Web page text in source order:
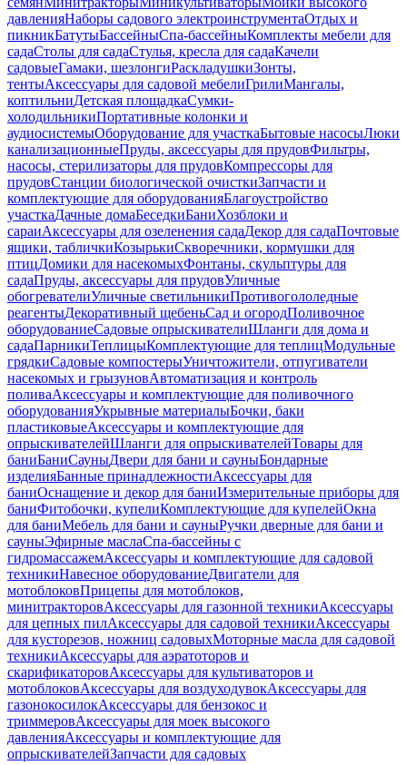
давленияНаборы садового электроинструментаОтдых и
пикникБатутыБассейныСпа-бассейныКомплекты мебели для
садаСтолы для садаСтулья, кресла для садаКачели
садовыеГамаки, шезлонгиРаскладушкиЗонты,
тентыАксессуары для садовой мебелиГрилиМангалы,
коптильниДетская площадкаСумки-
холодильникиПортативные колонки и
аудиосистемыОборудование для участкаБытовые насосыЛюки
канализационныеПруды, аксессуары для прудовФильтры,
насосы, стерилизаторы для прудовКомпрессоры для
прудовСтанции биологической очисткиЗапчасти и
комплектующие для оборудованияБлагоустройство
участкаДачные домаБеседкиБаниХозблоки и
сараиАксессуары для озеленения садаДекор для садаПочтовые
ящики, табличкиКозырькиСкворечники, кормушки для
птицДомики для насекомыхФонтаны, скульптуры для
садаПруды, аксессуары для прудовУличные
обогревателиУличные светильникиПротивогололедные
реагентыДекоративный щебеньСад и огородПоливочное
оборудованиеСадовые опрыскивателиШланги для дома и
садаПарникиТеплицыКомплектующие для теплицМодульные
грядкиСадовые компостерыУничтожители, отпугиватели
насекомых и грызуновАвтоматизация и контроль
поливаАксессуары и комплектующие для поливочного
оборудованияУкрывные материалыБочки, баки
пластиковыеАксессуары и комплектующие для
опрыскивателейШланги для опрыскивателейТовары для
баниБаниСауныДвери для бани и сауныБондарные
изделияБанные принадлежностиАксессуары для
баниОснащение и декор для баниИзмерительные приборы для
баниФитобочки, купелиКомплектующие для купелейОкна
для баниМебель для бани и сауныРучки дверные для бани и
сауныЭфирные маслаСпа-бассейны с
гидромассажемАксессуары и комплектующие для садовой
техникиНавесное оборудованиеДвигатели для
мотоблоковПрицепы для мотоблоков,
минитракторовАксессуары для газонной техникиАксессуары
для цепных пилАксессуары для садовой техникиАксессуары
для кусторезов, ножниц садовыхМоторные масла для садовой
техникиАксессуары для аэратоторов и
скарификаторовАксессуары для культиваторов и
мотоблоковАксессуары для воздуходувокАксессуары для
газонокосилокАксессуары для бензокос и
триммеровАксессуары для моек высокого
давленияАксессуары и комплектующие для
опрыскивателейЗапчасти для садовых